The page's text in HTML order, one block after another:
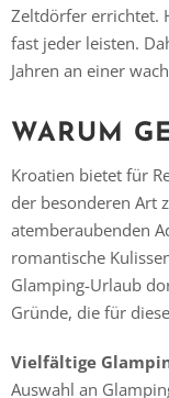
Zeltdörfer errichtet.
fast jeder leisten.
Jahren an einer
WARUM
Kroatien bietet für
der besonderen Art
atemberaubenden
romantische
Glamping-Urlaub
Gründe, die für
Vielfältige
Auswahl an